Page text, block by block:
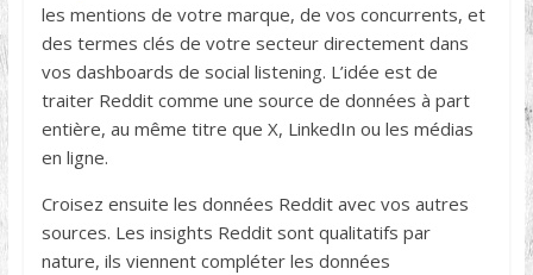
les mentions de votre marque, de vos concurrents, et
des termes clés de votre secteur directement dans
vos dashboards de social listening. L’idée est de
traiter Reddit comme une source de données à part
entière, au même titre que X, LinkedIn ou les médias
en ligne.
Croisez ensuite les données Reddit avec vos autres
sources. Les insights Reddit sont qualitatifs par
nature, ils viennent compléter les données